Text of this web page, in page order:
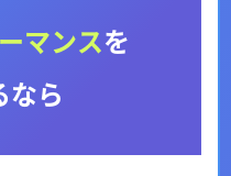
マンスを
なら